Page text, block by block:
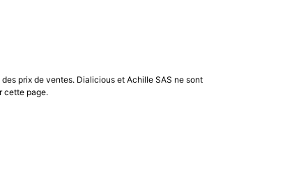
prix de ventes. Dialicious et Achille SAS ne sont
cette page.